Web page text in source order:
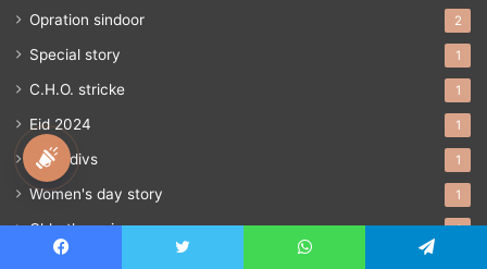
Opration sindoor 2
Special story 1
C.H.O. stricke 1
Eid 2024 1
Bihar divs 1
Women's day story 1
Chhath pooja 1
national awaz